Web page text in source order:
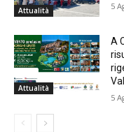
Attualità 5
Attualità
A
5